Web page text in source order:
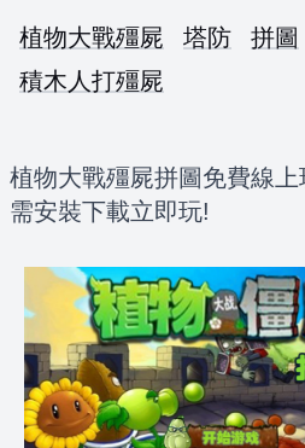
植物大戰殭屍
塔防 拼圖
積木人打殭屍
植物大戰殭屍拼圖免費線
需安裝下載立即玩!